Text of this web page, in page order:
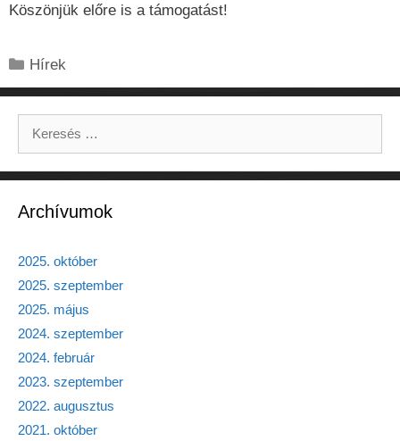
Köszönjük előre is a támogatást!
Kategória
Hírek
Archívumok
2025. október
2025. szeptember
2025. május
2024. szeptember
2024. február
2023. szeptember
2022. augusztus
2021. október